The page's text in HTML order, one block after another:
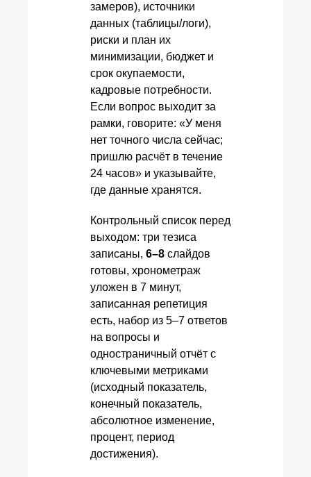
замеров), источники
данных (таблицы/логи),
риски и план их
минимизации, бюджет и
срок окупаемости,
кадровые потребности.
Если вопрос выходит за
рамки, говорите: «У меня
нет точного числа сейчас;
пришлю расчёт в течение
24 часов» и указывайте,
где данные хранятся.
Контрольный список перед
выходом: три тезиса
записаны, 6–8 слайдов
готовы, хронометраж
уложен в 7 минут,
записанная репетиция
есть, набор из 5–7 ответов
на вопросы и
одностраничный отчёт с
ключевыми метриками
(исходный показатель,
конечный показатель,
абсолютное изменение,
процент, период
достижения).